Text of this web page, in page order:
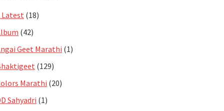
Latest (18)
(42)
Geet Marathi (1)
(129)
Marathi (20)
Sahyadri (1)